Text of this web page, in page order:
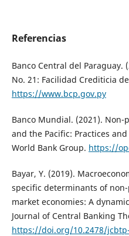
Referencias
Banco Central del Paraguay.
No. 21: Facilidad Crediticia
https://www.bcp.gov.py
Banco Mundial. (2021).
and the Pacific: Practices
World Bank Group. https://
Bayar, Y. (2019).
specific determinants of
market economies: A
Journal of Central Banking
https://doi.org/10.2478/